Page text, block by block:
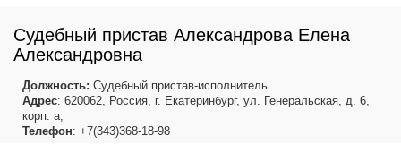
Судебный пристав Александрова Елена
Александровна
Должность: Судебный пристав-исполнитель
Адрес: 620062, Россия, г. Екатеринбург, ул. Генеральская, д. 6,
корп. а,
Телефон: +7(343)368-18-98